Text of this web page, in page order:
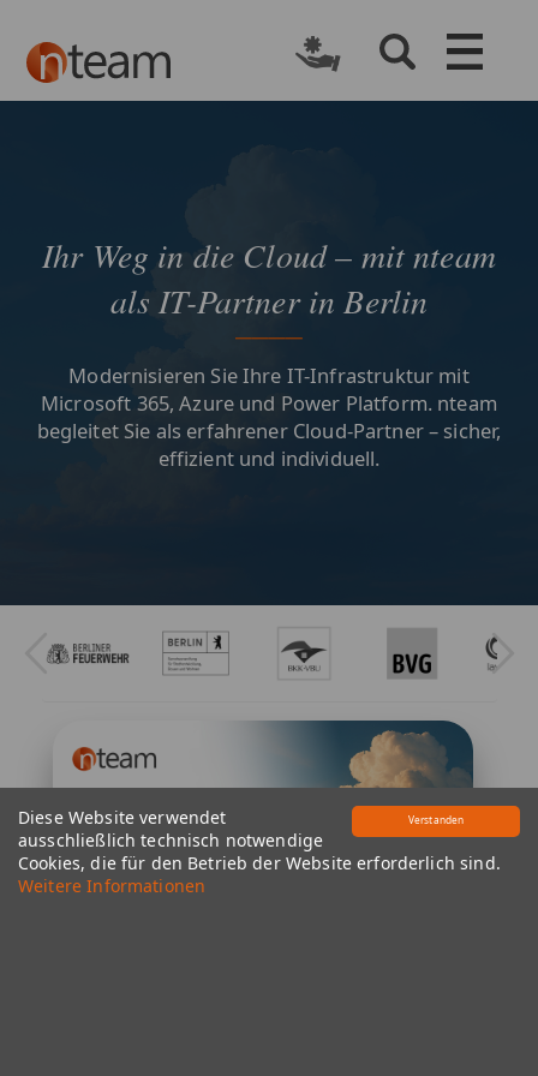
Verstanden
Diese Website verwendet
ausschließlich technisch notwendige
Cookies, die für den Betrieb der Website erforderlich sind.
Weitere Informationen
Ihr Weg in die Cloud – mit nteam
als IT-Partner in Berlin
Modernisieren Sie Ihre IT-Infrastruktur mit
Microsoft 365, Azure und Power Platform. nteam
begleitet Sie als erfahrener Cloud-Partner – sicher,
effizient und individuell.